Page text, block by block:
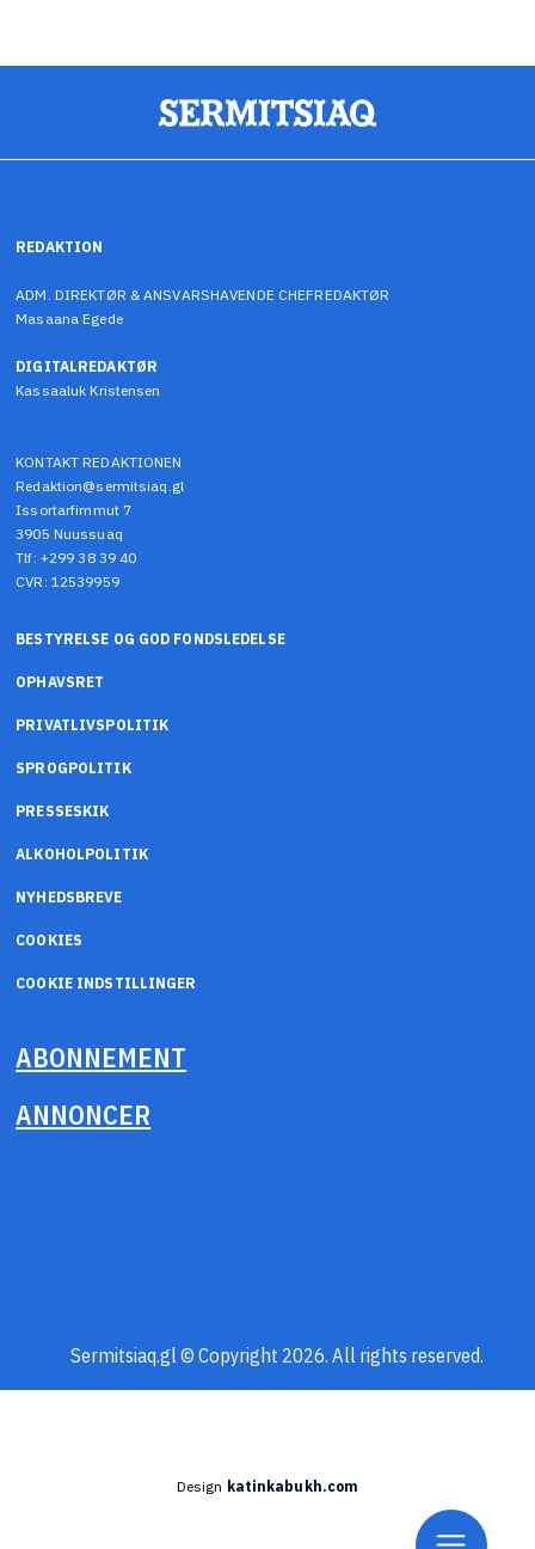
REDAKTION
ADM. DIREKTØR & ANSVARSHAVENDE CHEFREDAKTØR
Masaana Egede
DIGITALREDAKTØR
Kassaaluk Kristensen
KONTAKT REDAKTIONEN
Redaktion@sermitsiaq.gl
Issortarfimmut 7
3905 Nuussuaq
Tlf: +299 38 39 40
CVR: 12539959
BESTYRELSE OG GOD FONDSLEDELSE
OPHAVSRET
PRIVATLIVSPOLITIK
SPROGPOLITIK
PRESSESKIK
ALKOHOLPOLITIK
NYHEDSBREVE
COOKIES
COOKIE INDSTILLINGER
ABONNEMENT
ANNONCER
Sermitsiaq.gl © Copyright 2026. All rights reserved.
Design katinkabukh.com